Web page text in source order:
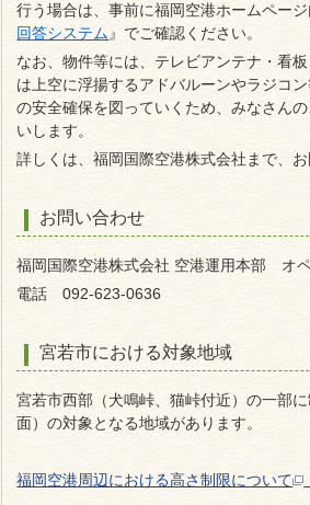
行う場合は、事前に福岡空港ホームペー
回答システム 』でご確認ください。
なお、物件等には、テレビアンテナ・看
は上空に浮揚するアドバルーンやラジコ
の安全確保を図っていくため、みなさん
いします。
詳しくは、福岡国際空港株式会社まで、お
お問い合わせ
福岡国際空港株式会社 空港運用本部 オ
電話 092-623-0636
宮若市における対象地域
宮若市西部（犬鳴峠、猫峠付近）の一部
面）の対象となる地域があります。
福岡空港周辺における高さ制限について